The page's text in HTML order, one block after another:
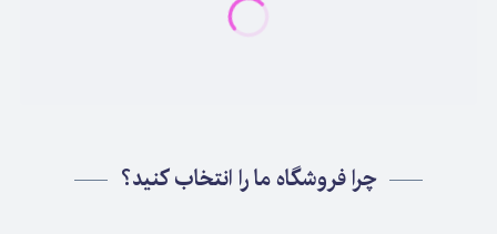
چرا فروشگاه ما را انتخاب کنید؟